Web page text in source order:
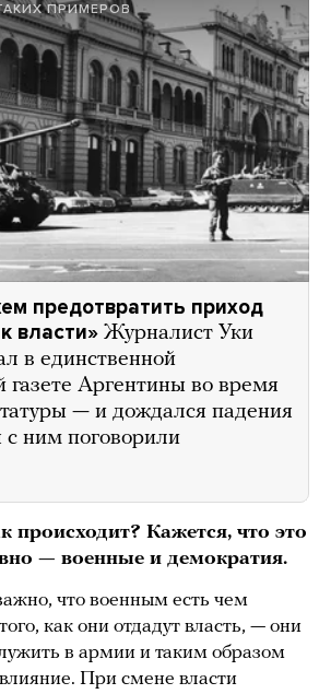
ПРИМЕРОВ
предотвратить приход
власти» Журналист Уки
в единственной
газете Аргентины во время
— и дождался падения
ним поговорили
происходит? Кажется, что это
— военные и демократия.
что военным есть чем
как они отдадут власть, — они
в армии и таким образом
При смене власти